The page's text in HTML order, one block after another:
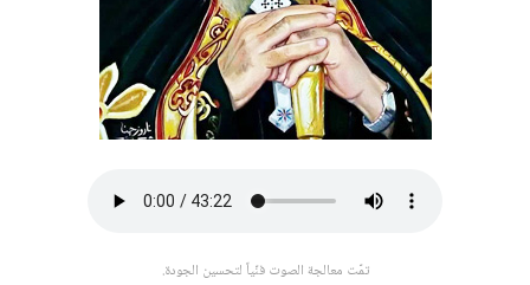
تمّت معالجة الصوت فنّياً لتحسين الجودة.